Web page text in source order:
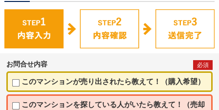
お問合せ内容 必須
このマンションが売り出されたら教えて！（購入希望）
このマンションを探している人がいたら教えて！（売却